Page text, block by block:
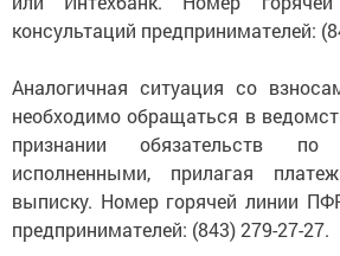
консультаций предпринимателей:
Аналогичная ситуация со
необходимо обращаться в
признании обязательств
исполненными, прилагая
выписку. Номер горячей линии
предпринимателей: (843) 279-27-27.